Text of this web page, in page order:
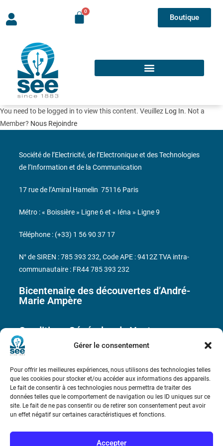
Gérer le consentement
Pour offrir les meilleures expériences, nous utilisons des technologies telles
que les cookies pour stocker et/ou accéder aux informations des appareils.
Le fait de consentir à ces technologies nous permettra de traiter des
données telles que le comportement de navigation ou les ID uniques sur ce
site. Le fait de ne pas consentir ou de retirer son consentement peut avoir
un effet négatif sur certaines caractéristiques et fonctions.
Accepter
Boutique
You need to be logged in to view this content. Veuillez Log In. Not a
Member? Nous Rejoindre
Bicentenaire des découvertes d’André-
Marie Ampère
Conditions Générales de Vente
Contact
Société de l’Electricité, de l’Electronique et des Technologies
de l’Information et de la Communication
17 rue de l’Amiral Hamelin 75116 Paris
Métro : « Boissière » Ligne 6 et « Iéna » Ligne 9
Téléphone : (+33) 1 56 90 37 17
N° de SIREN : 785 393 232, Code APE : 9412Z TVA intra-
communautaire : FR44 785 393 232